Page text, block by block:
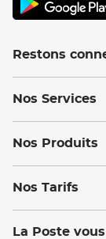
Restons
Nos Services
Nos Produits
Nos Tarifs
La Poste